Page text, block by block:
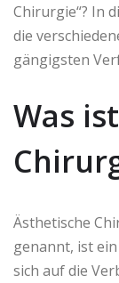
Chirurgie“? In
die
gängigsten
Was
Ästhetische
genannt, ist
sich auf die